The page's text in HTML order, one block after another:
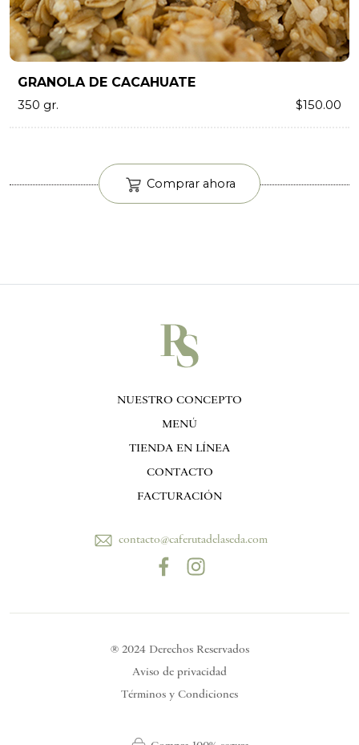
GRANOLA DE CACAHUATE
350 gr.
$150.00
Comprar ahora
NUESTRO CONCEPTO
MENÚ
TIENDA EN LÍNEA
CONTACTO
FACTURACIÓN
contacto@caferutadelaseda.com
® 2024 Derechos Reservados
Aviso de privacidad
Términos y Condiciones